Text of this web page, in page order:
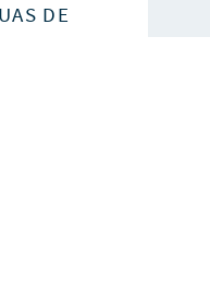
DE